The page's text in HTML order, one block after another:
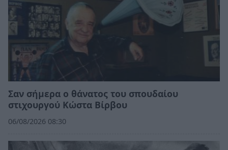
Σαν σήμερα ο θάνατος του σπουδαίου
στιχουργού Κώστα Βίρβου
06/08/2026 08:30